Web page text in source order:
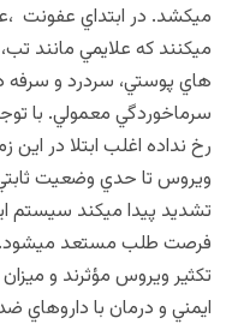
ميکشد. در ابتداي عفونت
ميکنند که علایمي مانند
هاي پوستي، سردرد و سرفه
سرماخوردگي معمولي. با
رخ نداده اغلب ابتلا در
ویروس تا حدي وضعیت ثابتي
تشدید پیدا ميکند سیستم
فرصت طلب مستعد ميشود.
تكثیر ویروس مؤثرند و
ایمني و درمان با داروهاي